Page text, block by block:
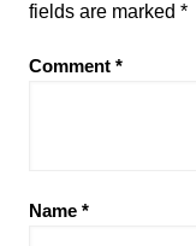
fields are marked *
Comment *
Name *